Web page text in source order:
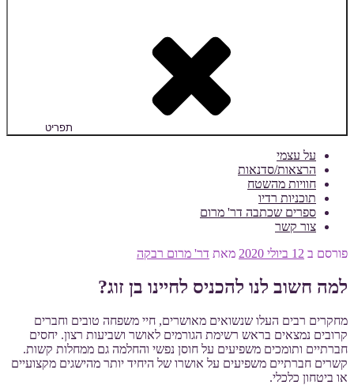
תפריט
על עצמי
הרצאות/סדנאות
חוויות מהשטח
תוכניות רדיו
ספרים שכתבה דר' מרום
צור קשר
פורסם ב 12 ביולי 2020 מאת דר' מרום רבקה
למה חשוב לנו להכניס לחיינו בן זוג?
מחקרים רבים העלו שנשואים מאושרים, חיי משפחה טובים וחברים
קרובים נמצאים בראש רשימת הגורמים לאושר ושביעות רצון. יחסים
חברתיים ותומכים משפיעים על חוסן נפשי והחלמה גם ממחלות קשות.
קשרים חברתיים משפיעים על אושרו של היחיד יותר מהישגים מקצועיים
או ביטחון כלכלי.